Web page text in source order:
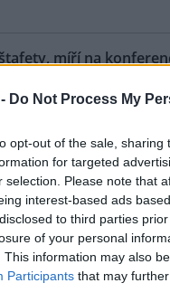
Do Not Process My
opt-out of the sale,
for targeted
selection. Please note that
interest-based ads
to third parties
of your personal
This information may also
Participants that may
míří na
cyklistické štafety
Účastníci vyrazili z
Belému, kde se
konference smluvních
národů (OSN) o
se v listopadu uskuteční
konferencideset návrhů
necelé tři dny. Včera
hl. m. Prahy Jana